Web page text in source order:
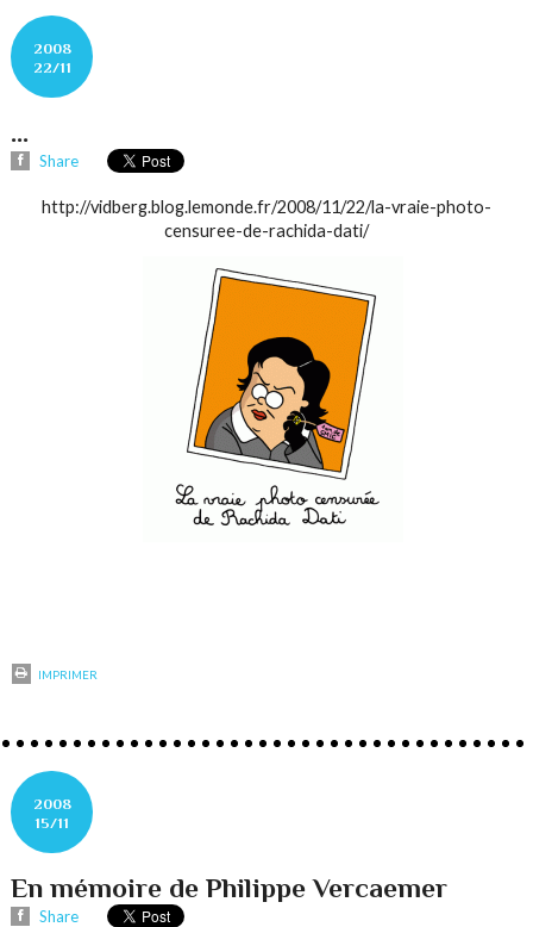
2008
22/11
...
Share
http://vidberg.blog.lemonde.fr/2008/11/22/la-vraie-photo-
censuree-de-rachida-dati/
IMPRIMER
2008
15/11
En mémoire de Philippe Vercaemer
Share